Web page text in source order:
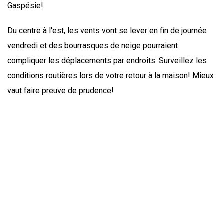
Gaspésie!
Du centre à l'est, les vents vont se lever en fin de journée
vendredi et des bourrasques de neige pourraient
compliquer les déplacements par endroits. Surveillez les
conditions routières lors de votre retour à la maison! Mieux
vaut faire preuve de prudence!